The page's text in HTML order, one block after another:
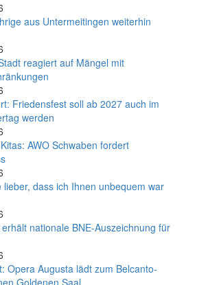
aus Untermeitingen weiterhin
reagiert auf Mängel mit
Friedens­fest soll ab 2027 auch im
werden
AWO Schwaben fordert
lieber, dass ich Ihnen unbequem war
nationale BNE-Auszeichnung für
Opera Augusta lädt zum Belcanto-
Goldenen Saal